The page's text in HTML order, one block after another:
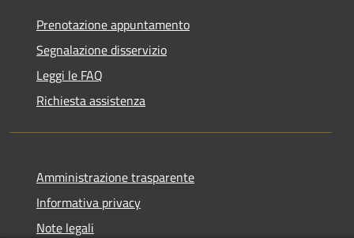
Prenotazione appuntamento
Segnalazione disservizio
Leggi le FAQ
Richiesta assistenza
Amministrazione trasparente
Informativa privacy
Note legali